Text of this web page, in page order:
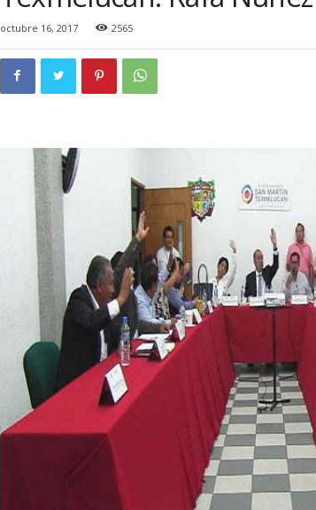
octubre 16, 2017 2565